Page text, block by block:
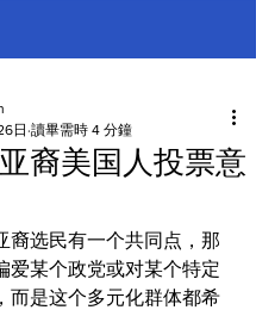
裔美国人投票意
日 讀畢需時 4 分鐘
裔选民有一个共同点，那
爱某个政党或对某个特定
而是这个多元化群体都希